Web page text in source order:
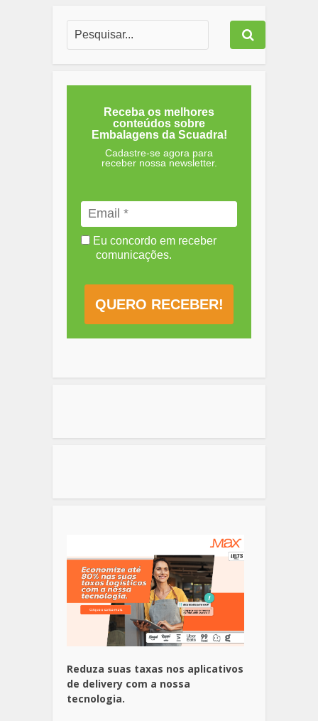
Receba os melhores
conteúdos sobre
Embalagens da Scuadra!
Cadastre-se agora para
receber nossa newsletter.
Eu concordo em receber
comunicações.
QUERO RECEBER!
Reduza suas taxas nos aplicativos
de delivery com a nossa
tecnologia.